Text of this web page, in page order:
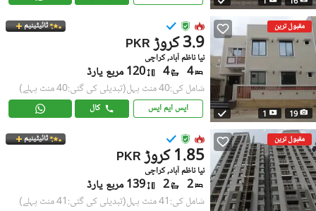
مقبول ترین
19
1
ٹائیٹینیم
PKR 3.9 کروڑ
نیا ناظم آباد, کراچی
4
4 120 مربع یارڈ
شامل کی:40 منٹ پہل (تبدیلی کی گئی:40 منٹ پہلے)
ایس ایم ایس کال
مقبول ترین ٹائیٹینیم
PKR 1.85 کروڑ
نیا ناظم آباد, کراچی
2
2 139 مربع یارڈ
شامل کی:41 منٹ پہل (تبدیلی کی گئی:41 منٹ پہلے)